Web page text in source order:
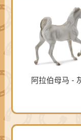
阿拉伯母马 -